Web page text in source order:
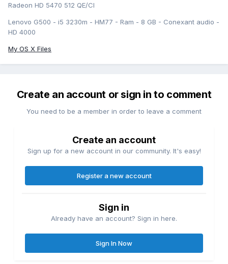
Radeon HD 5470 512 QE/CI
Lenovo G500 - i5 3230m - HM77 - Ram - 8 GB - Conexant audio -
HD 4000
My OS X Files
Create an account or sign in to comment
You need to be a member in order to leave a comment
Create an account
Sign up for a new account in our community. It's easy!
Register a new account
Sign in
Already have an account? Sign in here.
Sign In Now